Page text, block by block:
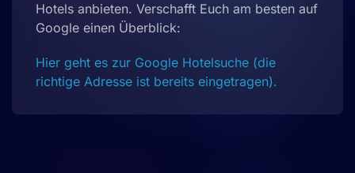
Hotels anbieten. Verschafft Euch am besten auf
Google einen Überblick:
Hier geht es zur Google Hotelsuche (die
richtige Adresse ist bereits eingetragen).